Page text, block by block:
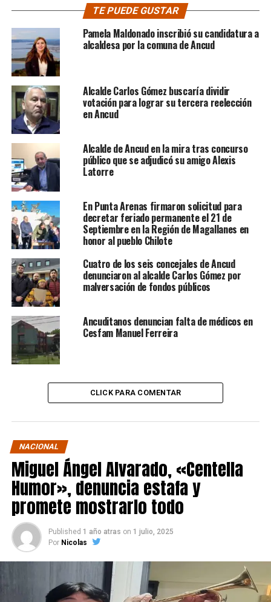
TE PUEDE GUSTAR
Pamela Maldonado inscribió su candidatura a
alcaldesa por la comuna de Ancud
Alcalde Carlos Gómez buscaría dividir
votación para lograr su tercera reelección
en Ancud
Alcalde de Ancud en la mira tras concurso
público que se adjudicó su amigo Alexis
Latorre
En Punta Arenas firmaron solicitud para
decretar feriado permanente el 21 de
Septiembre en la Región de Magallanes en
honor al pueblo Chilote
Cuatro de los seis concejales de Ancud
denunciaron al alcalde Carlos Gómez por
malversación de fondos públicos
Ancuditanos denuncian falta de médicos en
Cesfam Manuel Ferreira
CLICK PARA COMENTAR
NACIONAL
Miguel Ángel Alvarado, «Centella
Humor», denuncia estafa y
promete mostrarlo todo
Published 1 año atras on 1 julio, 2025
Por Nicolas